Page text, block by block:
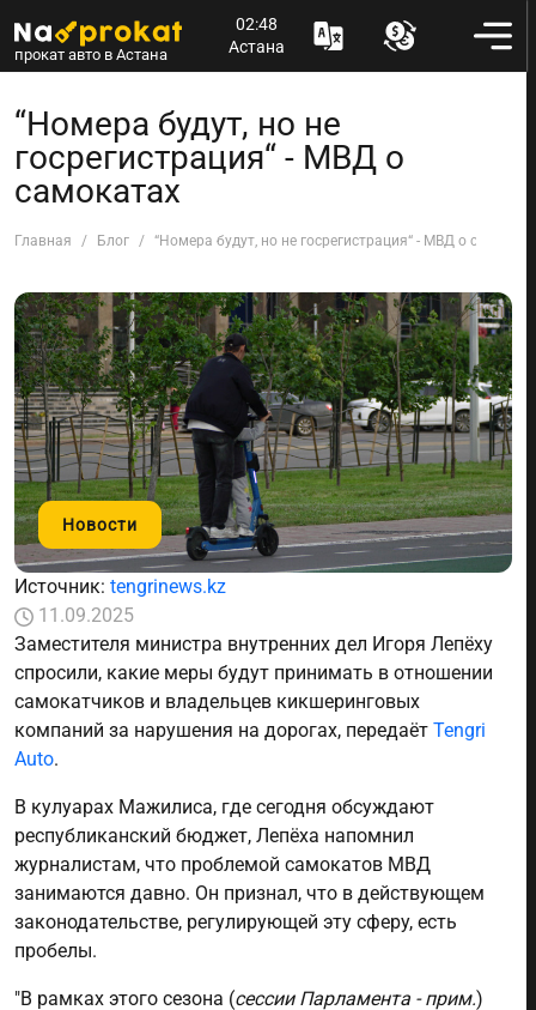
прокат авто в Астана
02:48
Астана
“Номера будут, но не
госрегистрация“ - МВД о
самокатах
Главная Блог “Номера будут, но не госрегистрация“ - МВД о
Новости
Источник: tengrinews.kz
11.09.2025
Заместителя министра внутренних дел Игоря Лепёху
спросили, какие меры будут принимать в отношении
самокатчиков и владельцев кикшеринговых
компаний за нарушения на дорогах, передаёт Tengri
Auto.
В кулуарах Мажилиса, где сегодня обсуждают
республиканский бюджет, Лепёха напомнил
журналистам, что проблемой самокатов МВД
занимаются давно. Он признал, что в действующем
законодательстве, регулирующей эту сферу, есть
пробелы.
"В рамках этого сезона (сессии Парламента - прим.)